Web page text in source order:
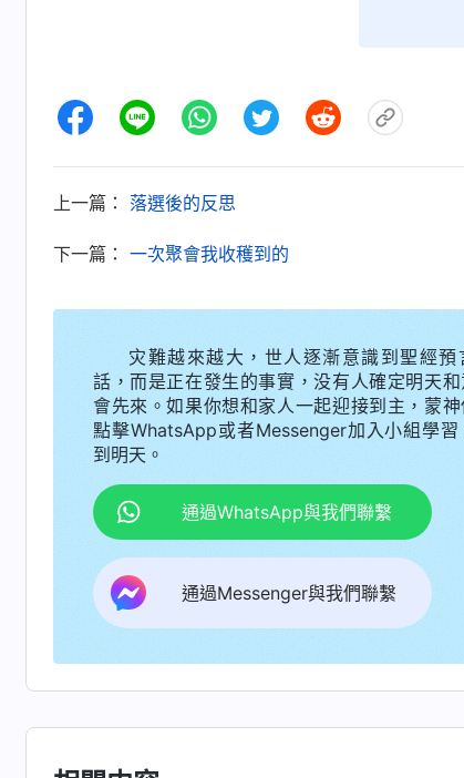
貼神心意的心，只考慮自己的臉面地位，還
後來，我看到神的話有了實行的路途。全
的利益，别顧及自己的臉面、名譽、地位，
先考慮自己盡本分有没有摻雜、有没有盡上
的本分、為教會的工作着想，你得考慮這些
的實行、涉及到人的本分了。你是一個受造
果你有傳福音的恩賜，神家安排你傳福音你
這個托付擔起來，帶領神選民吃喝神的話、
了，太有意義了！那你該怎樣擔當這個托付
擇，可以説這是决定你能否得着真理被神成
還攪擾了神家的工作，那你就必然落得個
事，這時候你的功能是什麽？就是把事辦好
好，你就是聽話、順服的人了。如果你不老
就是敵基督，就要受到懲罰。有的人不明白
什麽？就是出力、效力的。那你們總結總結
就涉及到你們的實行了。」《話・卷三 末世基
上一篇： 落選後的反思
下一篇： 一次聚會我收穫到的
灾難越來越大，世人逐漸意識到聖經預
話，而是正在發生的事實，没有人確定明天和
會先來。如果你想和家人一起迎接到主，蒙
點擊WhatsApp或者Messenger加入小組學
到明天。
通過WhatsApp與我們聯繫
通過Messenger與我們聯繫